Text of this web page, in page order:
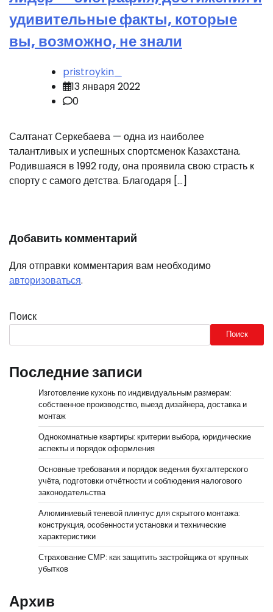
удивительные факты, которые
вы, возможно, не знали
pristroykin_
13 января 2022
0
Салтанат Серкебаева — одна из наиболее
талантливых и успешных спортсменок Казахстана.
Родившаяся в 1992 году, она проявила свою страсть к
спорту с самого детства. Благодаря […]
Добавить комментарий
Для отправки комментария вам необходимо
авторизоваться.
Поиск
Поиск
Последние записи
Изготовление кухонь по индивидуальным размерам:
собственное производство, выезд дизайнера, доставка и
монтаж
Однокомнатные квартиры: критерии выбора, юридические
аспекты и порядок оформления
Основные требования и порядок ведения бухгалтерского
учёта, подготовки отчётности и соблюдения налогового
законодательства
Алюминиевый теневой плинтус для скрытого монтажа:
конструкция, особенности установки и технические
характеристики
Страхование СМР: как защитить застройщика от крупных
убытков
Архив